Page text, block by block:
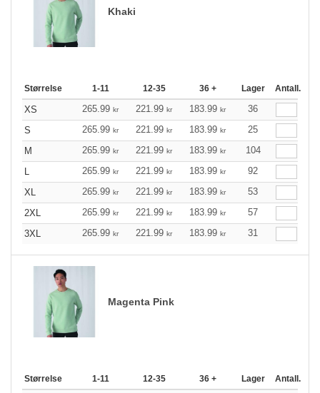
Khaki
Størrelse 1-11 12-35 36 + Lager Antall.
XS 265.99 kr 221.99 kr 183.99 kr
36
S
265.99 kr 221.99 kr 183.99 kr
25
M
265.99 kr 221.99 kr 183.99 kr
104
L
265.99 kr 221.99 kr 183.99 kr
92
XL
265.99 kr 221.99 kr 183.99 kr
53
2XL
265.99 kr 221.99 kr 183.99 kr
57
3XL
265.99 kr 221.99 kr 183.99 kr 31
Magenta Pink
Størrelse 1-11 12-35 36 + Lager Antall.